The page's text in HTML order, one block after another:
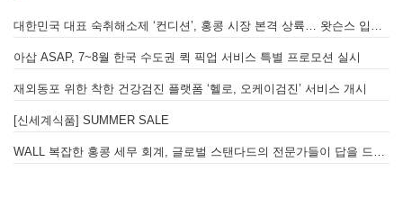
아삽 ASAP, 7~8월 한국 수도권 퀵 픽업 서비스 특별 프로모션 실시
재외동포 위한 착한 건강검진 플랫폼 ‘헬로, 오케이검진’ 서비스 개시
[신세계식품] SUMMER SALE